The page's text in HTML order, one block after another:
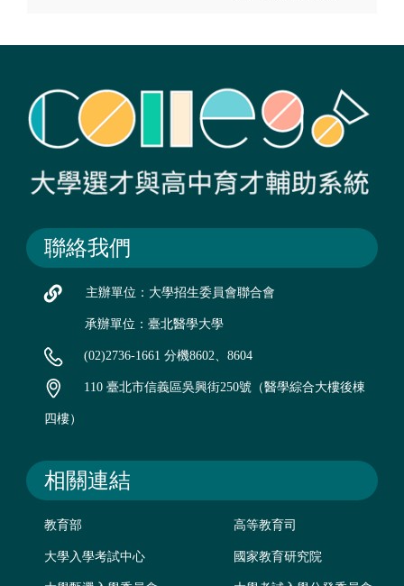
聯絡我們
主辦單位：大學招生委員會聯合會
承辦單位：臺北醫學大學
(02)2736-1661 分機8602、8604
110 臺北市信義區吳興街250號（醫學綜合大樓後棟
四樓）
相關連結
教育部 高等教育司
大學入學考試中心 國家教育研究院